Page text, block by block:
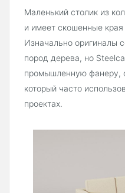
Маленький столик из
и имеет скошенные
Изначально оригиналы
пород дерева, но
промышленную фанеру,
который часто
проектах.